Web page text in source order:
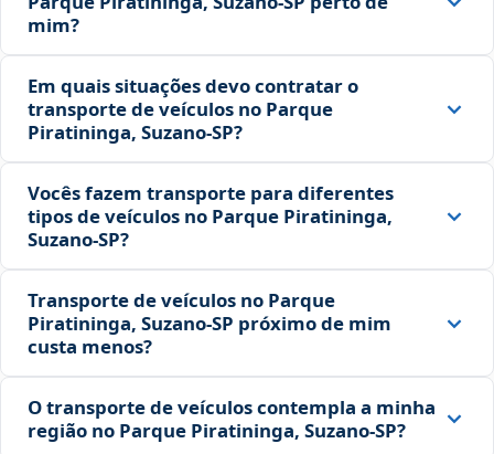
mim?
Em quais situações devo contratar o
transporte de veículos no Parque
Piratininga, Suzano‑SP?
Vocês fazem transporte para diferentes
tipos de veículos no Parque Piratininga,
Suzano‑SP?
Transporte de veículos no Parque
Piratininga, Suzano‑SP próximo de mim
custa menos?
O transporte de veículos contempla a minha
região no Parque Piratininga, Suzano‑SP?